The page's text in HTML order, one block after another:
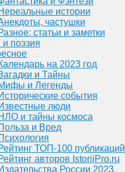
истории
частушки
статьи и заметки
поэзия
на 2023 год
и Тайны
и Легенды
события
люди
и тайны космоса
и Вред
ТОП-100 публикаций
авторов IstoriiPro.ru
России 2023